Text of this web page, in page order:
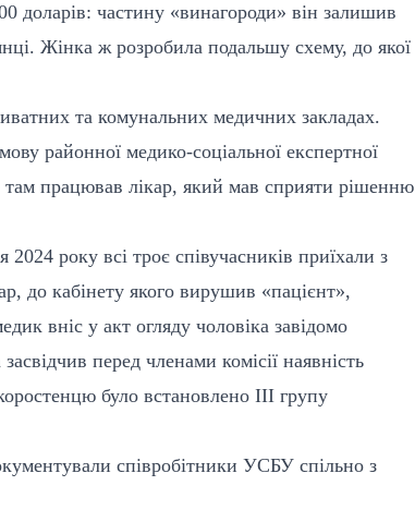
доларів: частину «винагороди» він залишив
Жінка ж розробила подальшу схему, до якої
та комунальних медичних закладах.
районної медико-соціальної експертної
там працював лікар, який мав сприяти рішенню
року всі троє співучасників приїхали з
до кабінету якого вирушив «пацієнт»,
вніс у акт огляду чоловіка завідомо
перед членами комісії наявність
було встановлено ІІІ групу
співробітники УСБУ спільно з